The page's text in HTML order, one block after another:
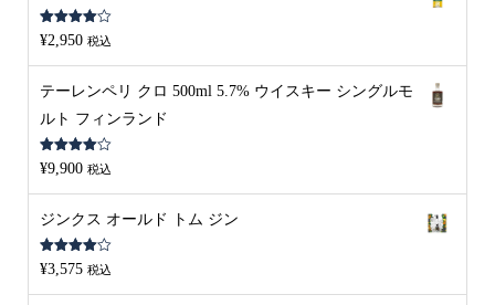
5段階中
4.00の評
¥2,950 税込
テーレンペリ クロ 500ml 5.7% ウイスキー シングルモ
ルト フィンランド
5段階中
4.00の評
¥9,900 税込
ジンクス オールド トム ジン
5段階中
4.00の評
¥3,575 税込